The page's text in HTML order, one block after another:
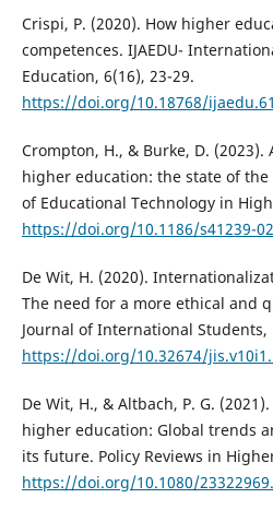
Crispi, P. (2020). How higher
competences. IJAEDU-
Education, 6(16), 23-29.
https://doi.org/10.18768/
Crompton, H., & Burke, D.
higher education: the state of
of Educational Technology in
https://doi.org/10.1186/s41239-
De Wit, H. (2020).
The need for a more ethical and
Journal of International Students,
https://doi.org/10.32674/
De Wit, H., & Altbach, P. G.
higher education: Global trends
its future. Policy Reviews in
https://doi.org/10.1080/